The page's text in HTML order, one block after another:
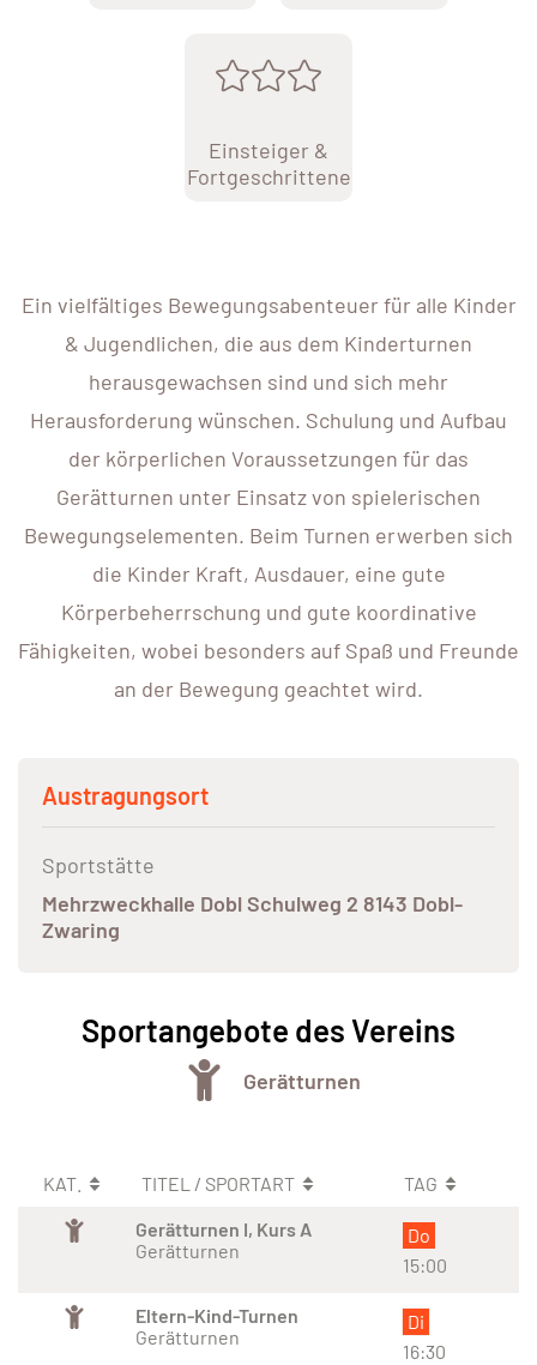
Einsteiger &
Fortgeschrittene
Ein vielfältiges Bewegungsabenteuer für alle Kinder
& Jugendlichen, die aus dem Kinderturnen
herausgewachsen sind und sich mehr
Herausforderung wünschen. Schulung und Aufbau
der körperlichen Voraussetzungen für das
Gerätturnen unter Einsatz von spielerischen
Bewegungselementen. Beim Turnen erwerben sich
die Kinder Kraft, Ausdauer, eine gute
Körperbeherrschung und gute koordinative
Fähigkeiten, wobei besonders auf Spaß und Freunde
an der Bewegung geachtet wird.
Austragungsort
Sportstätte
Mehrzweckhalle Dobl Schulweg 2 8143 Dobl-
Zwaring
Sportangebote des Vereins
Gerätturnen
KAT. TITEL / SPORTART
TAG
Gerätturnen I, Kurs A
Gerätturnen
Do
15:00
Eltern-Kind-Turnen
Gerätturnen
Di
16:30